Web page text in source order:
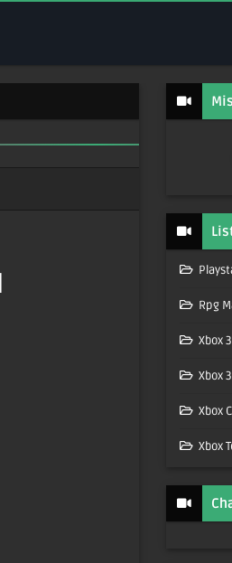
Rpg
Xbox
Xbox
Xbox
Xbox